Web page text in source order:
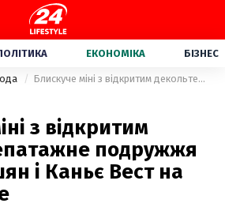
ЕКОНОМІКА БІЗНЕС
Блискуче міні з відкритим декольте: епатажне подружжя Кім Кардашян і Каньє Вест на шоу Versace
з відкритим
подружжя
і Каньє Вест на